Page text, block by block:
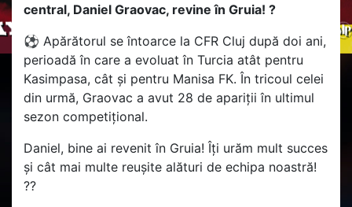
central, Daniel Graovac, revine în Gruia! ?
⚽ Apărătorul se întoarce la CFR Cluj după doi ani,
perioadă în care a evoluat în Turcia atât pentru
Kasimpasa, cât și pentru Manisa FK. În tricoul celei
din urmă, Graovac a avut 28 de apariții în ultimul
sezon competițional.
Daniel, bine ai revenit în Gruia! Îți urăm mult succes
și cât mai multe reușite alături de echipa noastră!
??